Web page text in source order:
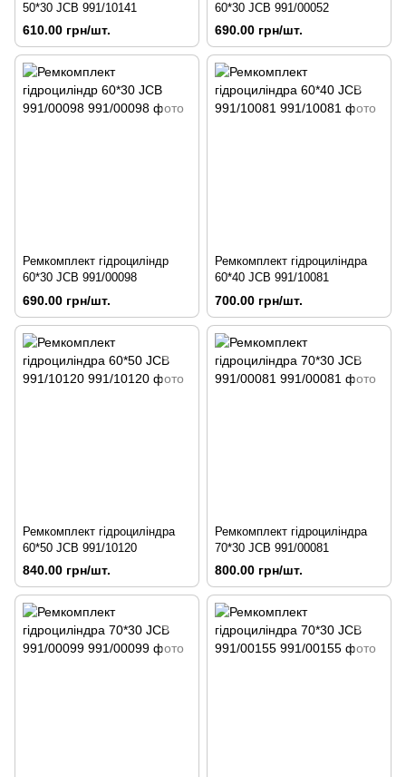
50*30 JCB 991/10141
610.00 грн/шт.
60*30 JCB 991/00052
690.00 грн/шт.
Ремкомплект гідроциліндр
60*30 JCB 991/00098
690.00 грн/шт.
Ремкомплект гідроциліндра
60*40 JCB 991/10081
700.00 грн/шт.
Ремкомплект гідроциліндра
60*50 JCB 991/10120
840.00 грн/шт.
Ремкомплект гідроциліндра
70*30 JCB 991/00081
800.00 грн/шт.